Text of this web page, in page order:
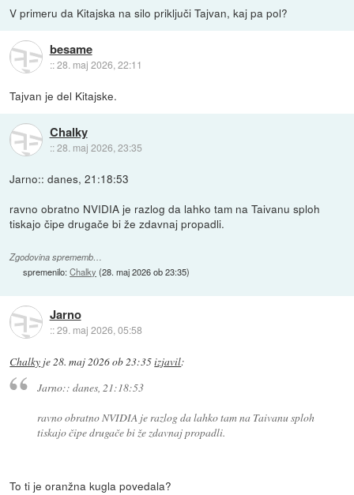
V primeru da Kitajska na silo priključi Tajvan, kaj pa pol?
besame
::28. maj 2026, 22:11
Tajvan je del Kitajske.
Chalky
::28. maj 2026, 23:35
Jarno:: danes, 21:18:53
ravno obratno NVIDIA je razlog da lahko tam na Taivanu sploh
tiskajo čipe drugače bi že zdavnaj propadli.
Zgodovina sprememb…
spremenilo:Chalky (28. maj 2026 ob 23:35)
Jarno
::29. maj 2026, 05:58
Chalky je 28. maj 2026 ob 23:35izjavil:
Jarno:: danes, 21:18:53
ravno obratno NVIDIA je razlog da lahko tam na Taivanu sploh
tiskajo čipe drugače bi že zdavnaj propadli.
To ti je oranžna kugla povedala?